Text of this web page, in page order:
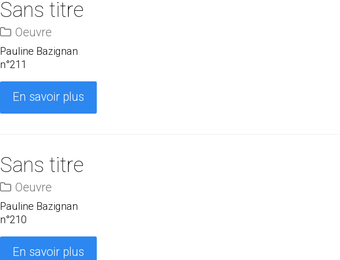
Sans titre
Oeuvre
Pauline Bazignan
n°211
En savoir plus
Sans titre
Oeuvre
Pauline Bazignan
n°210
En savoir plus